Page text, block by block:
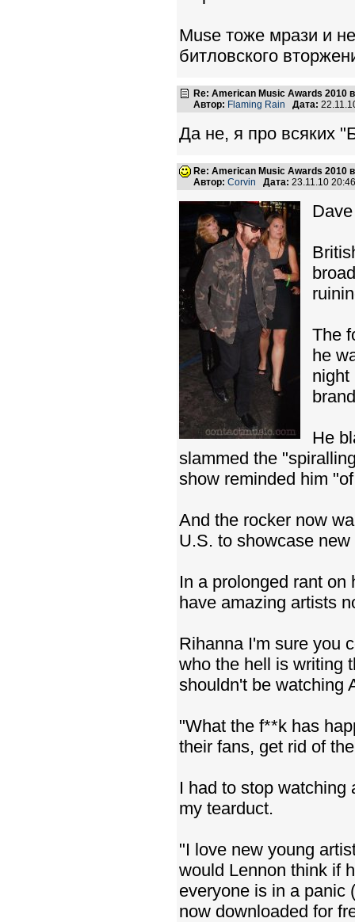
Muse тоже мрази и
битловского
Re: American Music Awards 2010
Автор: Flaming Rain Дата:
Да не, я про всяких
Re: American Music Awards 2010
Автор: Corvin Дата: 23.11.10
The
he
night
He
slammed the
show reminded him
And the rocker now
U.S. to showcase
In a prolonged rant
have amazing artists
Rihanna I'm sure you
who the hell is writing
shouldn't be watching
"What the f**k has
their fans, get rid of
I had to stop watching
my tearduct.
"I love new young
would Lennon think if
everyone is in a panic
now downloaded for